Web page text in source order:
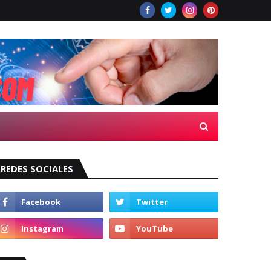
REDES SOCIALES